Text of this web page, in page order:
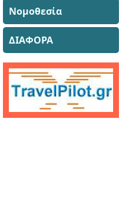
Νομοθεσία
ΔΙΑΦΟΡΑ